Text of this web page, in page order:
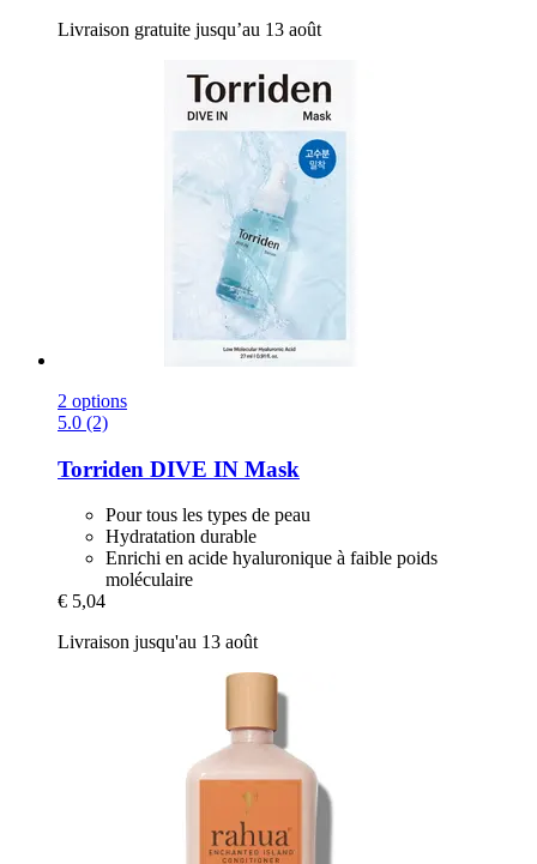
Livraison gratuite jusqu’au 13 août
2 options
5.0 (2)
Torriden DIVE IN Mask
Pour tous les types de peau
Hydratation durable
Enrichi en acide hyaluronique à faible poids
moléculaire
€ 5,04
Livraison jusqu'au 13 août